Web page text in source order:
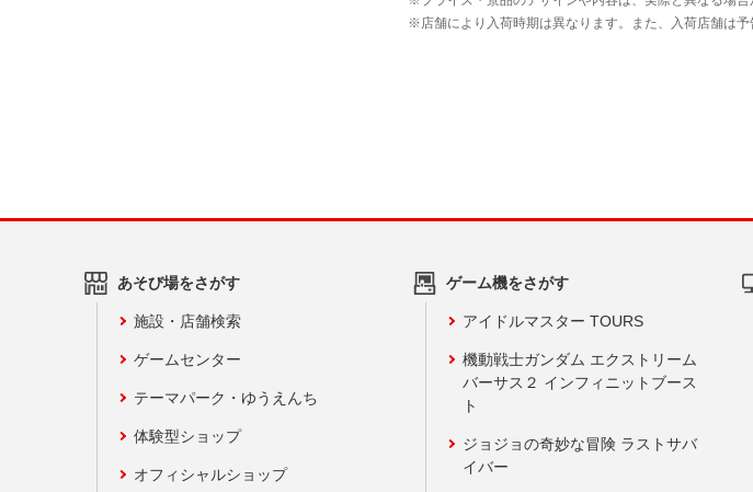
あそび場をさがす
施設・店舗検索
ゲームセンター
テーマパーク・ゆうえんち
体験型ショップ
オフィシャルショップ
ゲーム機をさがす
アイドルマスター TOURS
機動戦士ガンダム エクストリーム
バーサス２ インフィニットブース
ト
ジョジョの奇妙な冒険 ラストサバ
イバー